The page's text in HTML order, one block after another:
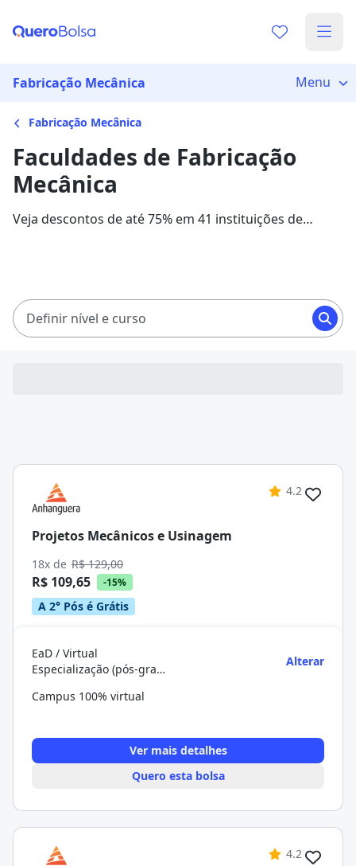
Fabricação Mecânica Menu
Fabricação Mecânica
Faculdades de Fabricação
Mecânica
Veja descontos de até 75% em 41 instituições de
Definir nível e curso
4.2
Projetos Mecânicos e Usinagem
18x de R$ 129,00
R$ 109,65 -15%
A 2° Pós é Grátis
EaD / Virtual
Especialização (pós-graduação)
Alterar
Campus 100% virtual
Ver mais detalhes
Quero esta bolsa
4.2